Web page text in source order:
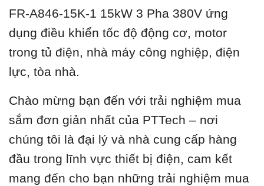
FR-A846-15K-1 15kW 3 Pha 380V ứng
dụng điều khiển tốc độ động cơ, motor
trong tủ điện, nhà máy công nghiệp, điện
lực, tòa nhà.
Chào mừng bạn đến với trải nghiệm mua
sắm đơn giản nhất của PTTech – nơi
chúng tôi là đại lý và nhà cung cấp hàng
đầu trong lĩnh vực thiết bị điện, cam kết
mang đến cho bạn những trải nghiệm mua